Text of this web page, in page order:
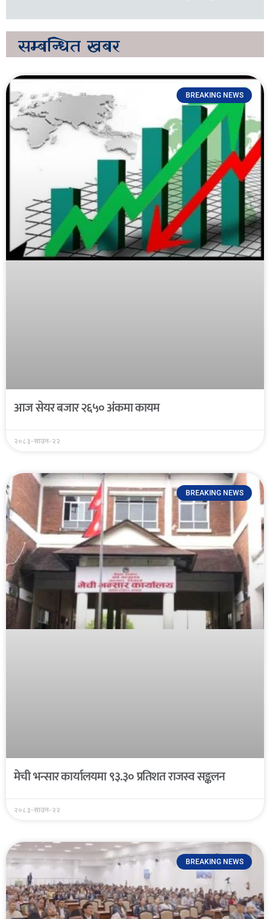
सम्बन्धित खबर
BREAKING NEWS
आज सेयर बजार २६५० अंकमा कायम
२०८३-साउन-२२
BREAKING NEWS
मेची भन्सार कार्यालयमा ९३.३० प्रतिशत राजस्व सङ्कलन
२०८३-साउन-२२
BREAKING NEWS